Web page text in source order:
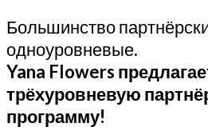
Большинство
одноуровневые.
Yana Flowers
трёхуровневую
программу!